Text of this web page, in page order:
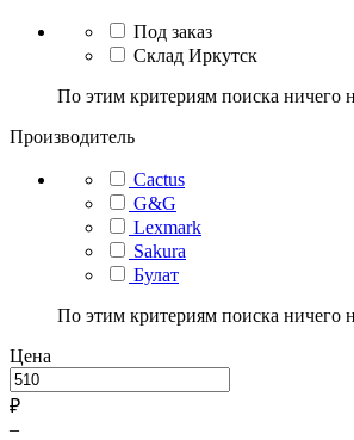
Под заказ
Склад Иркутск
По этим критериям поиска ничего
Производитель
Cactus
G&G
Lexmark
Sakura
Булат
По этим критериям поиска ничего
Цена
₽
–